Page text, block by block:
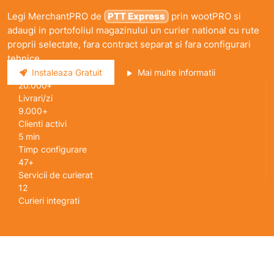
Legi MerchantPRO de PTT Express
prin wootPRO si
adaugi in portofoliul magazinului un curier national cu rute
proprii selectate, fara contract separat si fara configurari
tehnice.
Instaleaza Gratuit
Mai multe informatii
20.000+
Livrari/zi
9.000+
Clienti activi
5 min
Timp configurare
47+
Servicii de curierat
12
Curieri integrati